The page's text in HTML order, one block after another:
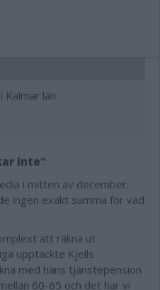
län
inte"
i mitten av december.
ingen exakt summa för vad
att räkna ut
upptäckte Kjells
med hans tjänstepension
60-65 och det har vi